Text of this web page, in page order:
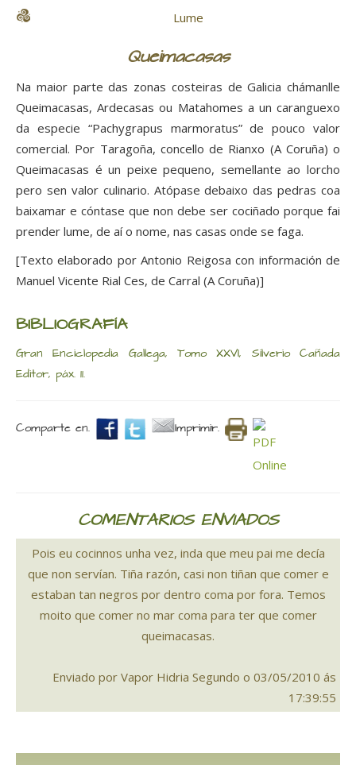
Lume
Queimacasas
Na maior parte das zonas costeiras de Galicia chámanlle
Queimacasas, Ardecasas ou Matahomes a un caranguexo
da especie “Pachygrapus marmoratus” de pouco valor
comercial. Por Taragoña, concello de Rianxo (A Coruña) o
Queimacasas é un peixe pequeno, semellante ao lorcho
pero sen valor culinario. Atópase debaixo das pedras coa
baixamar e cóntase que non debe ser cociñado porque fai
prender lume, de aí o nome, nas casas onde se faga.
[Texto elaborado por Antonio Reigosa con información de
Manuel Vicente Rial Ces, de Carral (A Coruña)]
BIBLIOGRAFÍA
Gran Enciclopedia Gallega, Tomo XXVI, Silverio Cañada
Editor, páx. 11.
Comparte en. Imprimir.
COMENTARIOS ENVIADOS
Pois eu cocinnos unha vez, inda que meu pai me decía
que non servían. Tiña razón, casi non tiñan que comer e
estaban tan negros por dentro coma por fora. Temos
moito que comer no mar coma para ter que comer
queimacasas.
Enviado por Vapor Hidria Segundo o 03/05/2010 ás
17:39:55